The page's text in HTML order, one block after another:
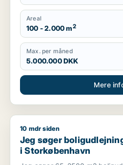
Areal
100 - 2.000 m2
Max. per måned
5.000.000 DKK
Mere
Jeg søger
10 mdr siden
Jeg søger
i Storkøbenhavn